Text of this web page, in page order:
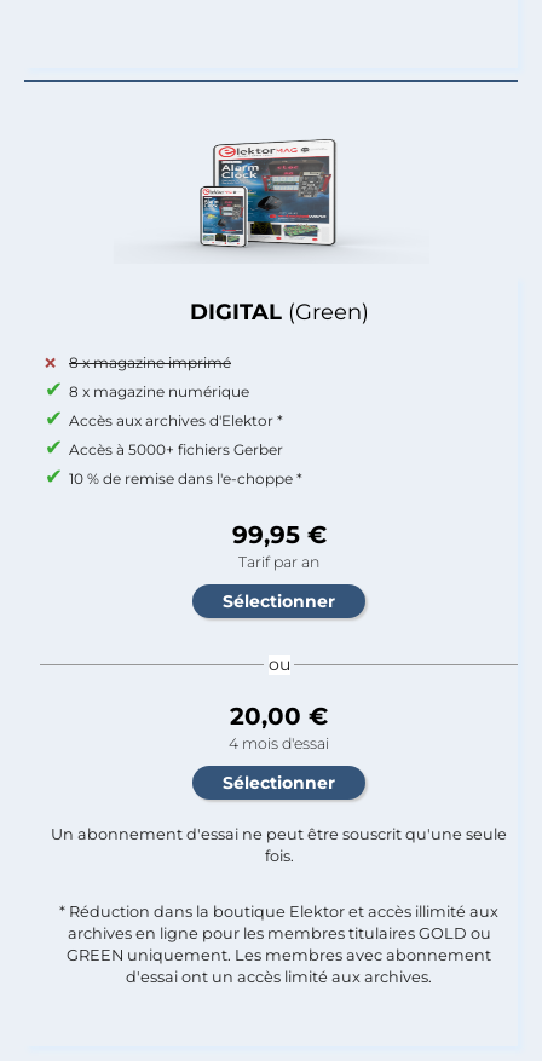
DIGITAL (Green)
8 x magazine imprimé
8 x magazine numérique
Accès aux archives d'Elektor *
Accès à 5000+ fichiers Gerber
10 % de remise dans l'e-choppe *
99,95 €
Tarif par an
ou
20,00 €
4 mois d'essai
Un abonnement d'essai ne peut être souscrit qu'une seule
fois.​
* Réduction dans la boutique Elektor et accès illimité aux
archives en ligne pour les membres titulaires GOLD ou
GREEN uniquement. Les membres avec abonnement
d'essai ont un accès limité aux archives.